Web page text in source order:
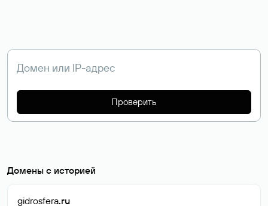
Проверить
Домены с историей
gidrosfera.ru